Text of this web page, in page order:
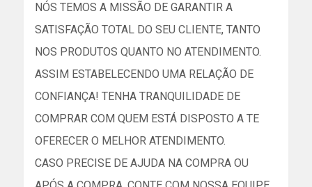
NÓS TEMOS A MISSÃO DE GARANTIR A
SATISFAÇÃO TOTAL DO SEU CLIENTE, TANTO
NOS PRODUTOS QUANTO NO ATENDIMENTO.
ASSIM ESTABELECENDO UMA RELAÇÃO DE
CONFIANÇA! TENHA TRANQUILIDADE DE
COMPRAR COM QUEM ESTÁ DISPOSTO A TE
OFERECER O MELHOR ATENDIMENTO.
CASO PRECISE DE AJUDA NA COMPRA OU